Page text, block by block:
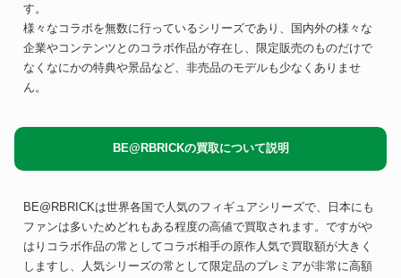
す。
様々なコラボを無数に行っているシリーズであり、国内外の様々な
企業やコンテンツとのコラボ作品が存在し、限定販売のものだけで
なくなにかの特典や景品など、非売品のモデルも少なくありませ
ん。
BE@RBRICKの買取について説明
BE@RBRICKは世界各国で人気のフィギュアシリーズで、日本にも
ファンは多いためどれもある程度の高値で買取されます。ですがや
はりコラボ作品の常としてコラボ相手の原作人気で買取額が大きく
しますし、人気シリーズの常として限定品のプレミアが非常に高額